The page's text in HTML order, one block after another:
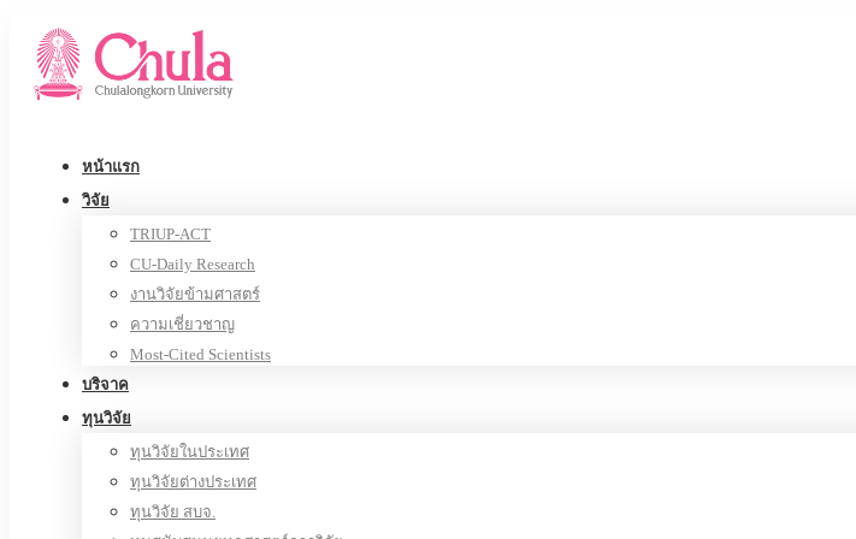
หน้าแรก
วิจัย
TRIUP-ACT
CU-Daily Research
งานวิจัยข้ามศาสตร์
ความเชี่ยวชาญ
Most-Cited Scientists
บริจาค
ทุนวิจัย
ทุนวิจัยในประเทศ
ทุนวิจัยต่างประเทศ
ทุนวิจัย สบจ.